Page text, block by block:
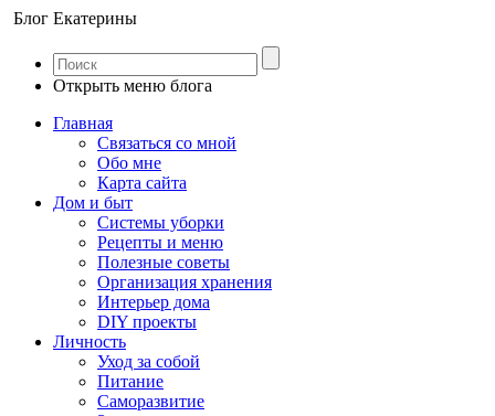
Блог Екатерины
Открыть меню блога
Главная
Связаться со мной
Обо мне
Карта сайта
Дом и быт
Системы уборки
Рецепты и меню
Полезные советы
Организация хранения
Интерьер дома
DIY проекты
Личность
Уход за собой
Питание
Саморазвитие